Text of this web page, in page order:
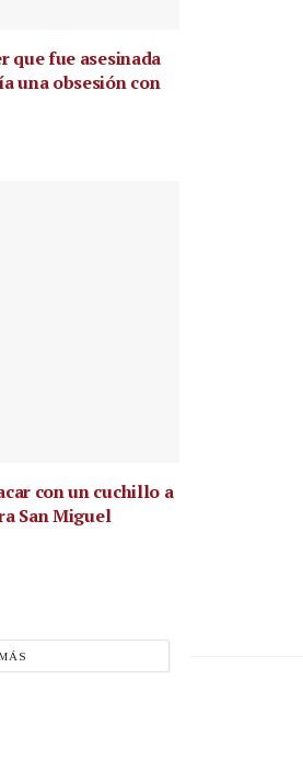
que fue asesinada
una obsesión con
con un cuchillo a
San Miguel